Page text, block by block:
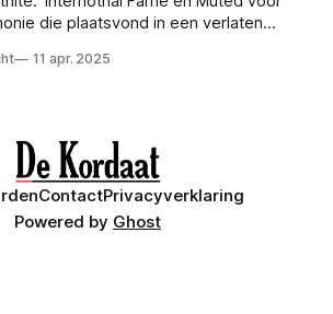
en volledig verzonnen
11 apr. 2025
ContactPrivacyverklaring
Powered by Ghost